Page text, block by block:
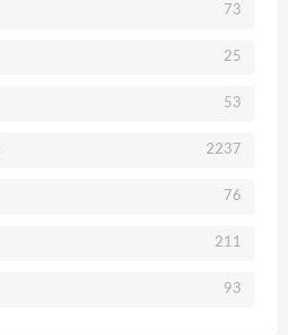
73
25
53
2237
76
211
93